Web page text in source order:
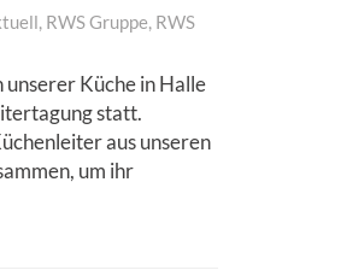
, RWS Gruppe, RWS
Küche in Halle
statt.
aus unseren
um ihr